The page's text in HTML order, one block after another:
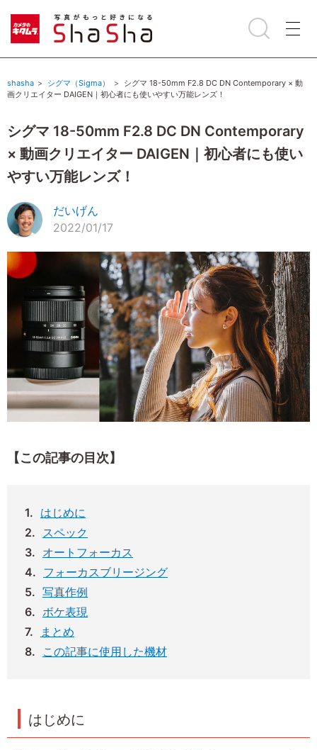
shasha シグマ（Sigma）
シグマ 18-50mm F2.8 DC DN Contemporary × 動
画クリエイター DAIGEN｜初心者にも使いやすい万能レンズ！
シグマ 18-50mm F2.8 DC DN Contemporary
× 動画クリエイター DAIGEN｜初心者にも使い
やすい万能レンズ！
だいげん
2022/01/17
【この記事の目次】
はじめに
スペック
オートフォーカス
フォーカスブリージング
写真作例
ボケ表現
まとめ
この記事に使用した機材
はじめに